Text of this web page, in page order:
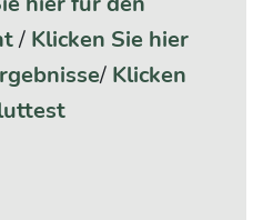
/ Klicken Sie hier
/ Klicken